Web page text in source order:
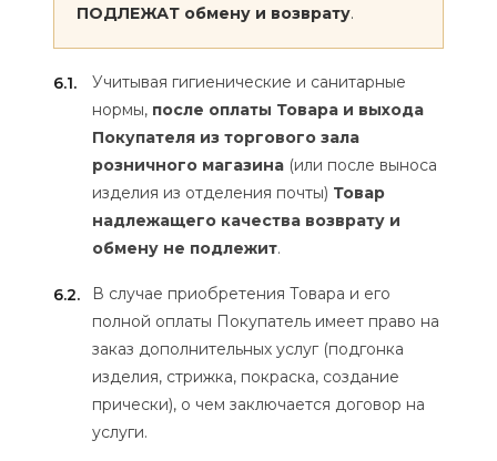
ПОДЛЕЖАТ обмену и возврату.
6.1.
Учитывая гигиенические и санитарные
нормы, после оплаты Товара и выхода
Покупателя из торгового зала
розничного магазина (или после выноса
изделия из отделения почты) Товар
надлежащего качества возврату и
обмену не подлежит.
6.2.
В случае приобретения Товара и его
полной оплаты Покупатель имеет право на
заказ дополнительных услуг (подгонка
изделия, стрижка, покраска, создание
прически), о чем заключается договор на
услуги.